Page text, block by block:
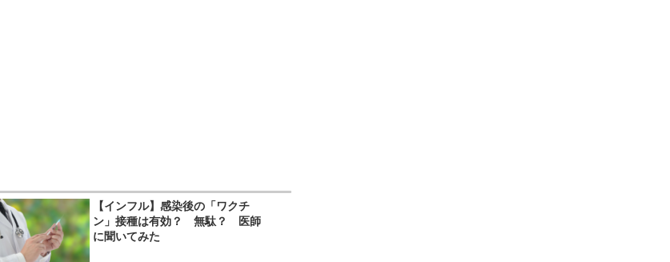
【インフル】感染後の「ワクチ
ン」接種は有効？ 無駄？ 医師
に聞いてみた